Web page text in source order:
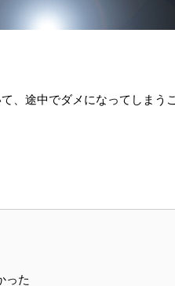
、途中でダメになってしまう
った